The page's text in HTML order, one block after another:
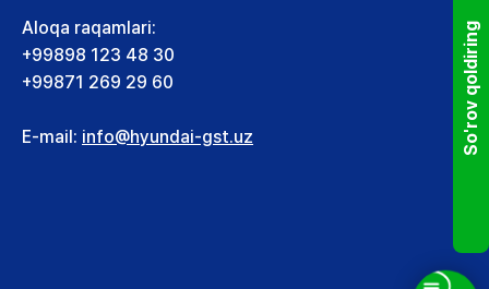
So'rov qoldiring
Aloqa raqamlari:
+99898 123 48 30
+99871 269 29 60
E-mail: info@hyundai-gst.uz